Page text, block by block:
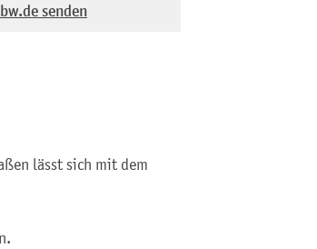
senden
lässt sich mit dem